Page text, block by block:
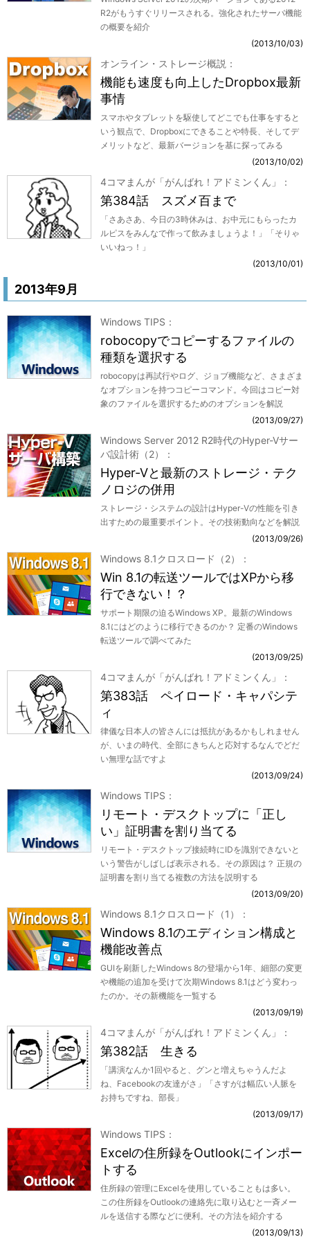
R2がもうすぐリリースされる。強化されたサーバ機能
の概要を紹介
2013/10/03
オンライン・ストレージ概説
機能も速度も向上したDropbox最新
事情
スマホやタブレットを駆使してどこでも仕事をすると
いう観点で、Dropboxにできることや特長、そしてデ
メリットなど、最新バージョンを基に探ってみる
2013/10/02
4コマまんが「がんばれ！アドミンくん」
第384話 スズメ百まで
「さあさあ、今日の3時休みは、お中元にもらったカ
ルピスをみんなで作って飲みましょうよ！」「そりゃ
いいねっ！」
2013/10/01
2013年9月
Windows TIPS
robocopyでコピーするファイルの
種類を選択する
robocopyは再試行やログ、ジョブ機能など、さまざま
なオプションを持つコピーコマンド。今回はコピー対
象のファイルを選択するためのオプションを解説
2013/09/27
Windows Server 2012 R2時代のHyper-Vサー
バ設計術（2）
Hyper-Vと最新のストレージ・テク
ノロジの併用
ストレージ・システムの設計はHyper-Vの性能を引き
出すための最重要ポイント。その技術動向などを解説
2013/09/26
Windows 8.1クロスロード（2）
Win 8.1の転送ツールではXPから移
行できない！？
サポート期限の迫るWindows XP。最新のWindows
8.1にはどのように移行できるのか？ 定番のWindows
転送ツールで調べてみた
2013/09/25
4コマまんが「がんばれ！アドミンくん」
第383話 ペイロード・キャパシテ
ィ
律儀な日本人の皆さんには抵抗があるかもしれません
が、いまの時代、全部にきちんと応対するなんでどだ
い無理な話ですよ
2013/09/24
Windows TIPS
リモート・デスクトップに「正し
い」証明書を割り当てる
リモート・デスクトップ接続時にIDを識別できないと
いう警告がしばしば表示される。その原因は？ 正規の
証明書を割り当てる複数の方法を説明する
2013/09/20
Windows 8.1クロスロード（1）
Windows 8.1のエディション構成と
機能改善点
GUIを刷新したWindows 8の登場から1年、細部の変更
や機能の追加を受けて次期Windows 8.1はどう変わっ
たのか。その新機能を一覧する
2013/09/19
4コマまんが「がんばれ！アドミンくん」
第382話 生きる
「講演なんか1回やると、グンと増えちゃうんだよ
ね、Facebookの友達がさ」「さすがは幅広い人脈を
お持ちですね、部長」
2013/09/17
Windows TIPS
Excelの住所録をOutlookにインポー
トする
住所録の管理にExcelを使用していることもは多い。
この住所録をOutlookの連絡先に取り込むと一斉メー
ルを送信する際などに便利。その方法を紹介する
2013/09/13